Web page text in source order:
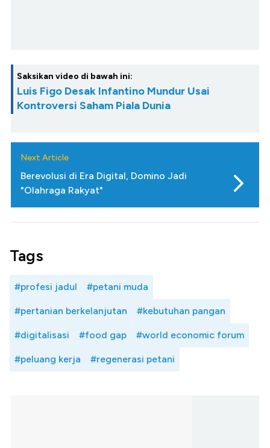
Saksikan video di bawah ini:
Luis Figo Desak Infantino Mundur Usai
Kontroversi Saham Piala Dunia
Next Article
Berevolusi di Era Digital, Domino Jadi
"Olahraga Rakyat"
Tags
#profesi jadul #petani muda
#pertanian berkelanjutan #kebutuhan pangan
#digitalisasi #food gap #world economic forum
#peluang kerja #regenerasi petani